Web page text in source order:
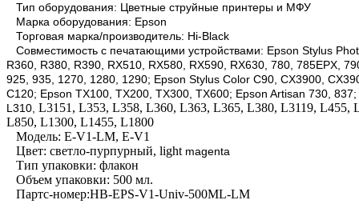
Тип оборудования: Цветные струйные принтеры и МФУ
Марка оборудования: Epson
Торговая марка/производитель: Hi-Black
Совместимость с печатающими устройствами: Epson Stylus
R360, R380, R390, RX510, RX580, RX590, RX630, 780, 785EPX,
925, 935, 1270, 1280, 1290; Epson Stylus Color C90, CX3900,
C120; Epson TX100, TX200, TX300, TX600; Epson Artisan 730,
L310, L3151, L353, L358, L360, L363, L365, L380, L3119,
L850, L1300, L1455, L1800
Модель: E-V1-LM, E-V1
Цвет: светло-пурпурный, light magenta
Тип упаковки: флакон
Объем упаковки: 500 мл.
Партс-номер:HB-EPS-V1-Univ-500ML-LM